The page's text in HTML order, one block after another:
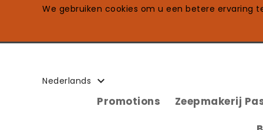
We gebruiken cookies om u een betere ervaring
Nederlands 
Promotions
Zeepmakerij